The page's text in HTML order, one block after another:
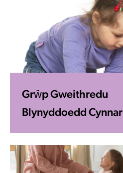
Grŵp Gweithredu
Blynyddoedd Cynnar